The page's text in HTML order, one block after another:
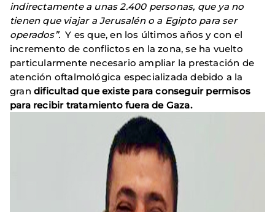
indirectamente a unas 2.400 personas, que ya no
tienen que viajar a Jerusalén o a Egipto para ser
operados”. Y es que, en los últimos años y con el
incremento de conflictos en la zona, se ha vuelto
particularmente necesario ampliar la prestación de
atención oftalmológica especializada debido a la
gran dificultad que existe para conseguir permisos
para recibir tratamiento fuera de Gaza.